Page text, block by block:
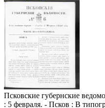
Псковские губернские
: 5 февраля. - Псков : В